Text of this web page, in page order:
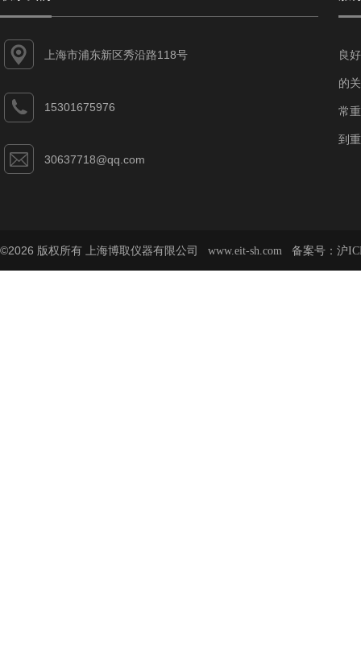
上海市浦东新区秀沿路118号
15301675976
30637718@qq.com
良
的
常
到
©2026 版权所有 上海博取仪器有限公司 www.eit-sh.com 备案号： 沪